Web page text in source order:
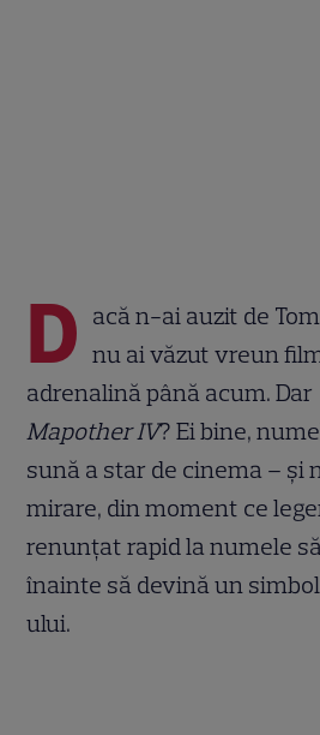
D acă n-ai auzit de
nu ai văzut vreun
adrenalină până acum. Dar
Mapother IV? Ei bine,
sună a star de cinema – și
mirare, din moment ce
renunțat rapid la numele
înainte să devină un
ului.